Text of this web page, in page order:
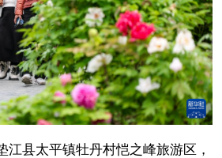
江县太平镇牡丹村恺之峰旅游区，